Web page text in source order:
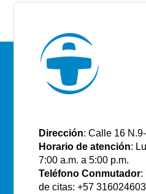
Dirección: Calle 16
Horario de atención:
7:00 a.m. a 5:00 p.m.
Teléfono Conmutador:
de citas: +57